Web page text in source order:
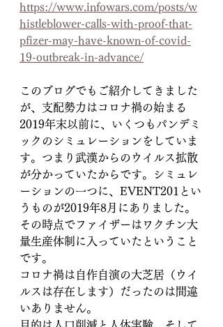
https://www.infowars.com/posts/w
histleblower-calls-with-proof-that-
pfizer-may-have-known-of-covid-
19-outbreak-in-advance/
このブログでもご紹介してきました
が、支配勢力はコロナ禍の始まる
2019年末以前に、いくつもパンデミ
ックのシミュレーションをしていま
す。つまり武漢からのウイルス拡散
が分かっていたからです。シミュレ
ーションの一つに、EVENT201とい
うものが2019年8月にありました。
その時点でファイザーはワクチン大
量生産体制に入っていたということ
です。
コロナ禍は自作自演の大芝居（ウイ
ルスは存在します）だったのは間違
いありません。
目的は人口削減と人体実験、そして